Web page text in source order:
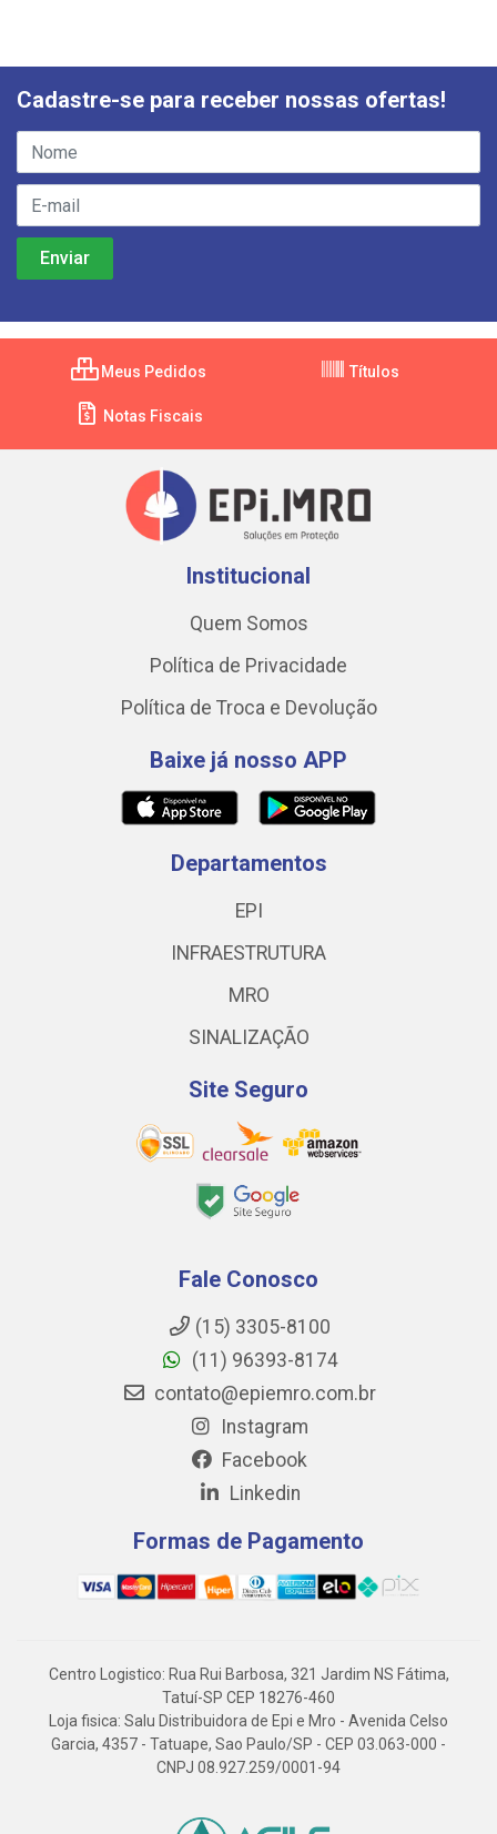
Cadastre-se para receber nossas ofertas!
Meus Pedidos Títulos
Notas Fiscais
Institucional
Quem Somos
Política de Privacidade
Política de Troca e Devolução
Baixe já nosso APP
Departamentos
EPI
INFRAESTRUTURA
MRO
SINALIZAÇÃO
Site Seguro
Fale Conosco
(15) 3305-8100
(11) 96393-8174
contato@epiemro.com.br
Instagram
Facebook
Linkedin
Formas de Pagamento
Centro Logistico: Rua Rui Barbosa, 321 Jardim NS Fátima,
Tatuí-SP CEP 18276-460
Loja fisica: Salu Distribuidora de Epi e Mro - Avenida Celso
Garcia, 4357 - Tatuape, Sao Paulo/SP - CEP 03.063-000 -
CNPJ 08.927.259/0001-94